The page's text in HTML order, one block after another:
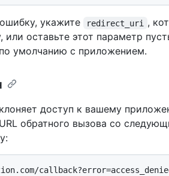
укажите redirect_uri
,
или оставьте этот параметр
умолчанию с приложением.
доступ к вашему
обратного вызова со